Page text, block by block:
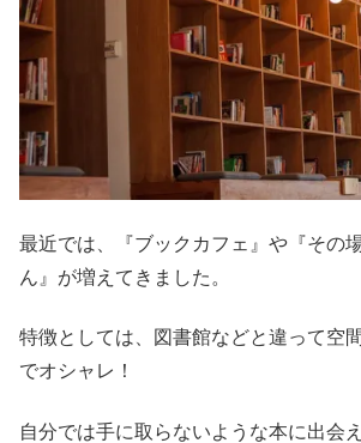
最近では、『ブックカフェ』や『その
ん』が増えてきました。
特徴としては、図書館などと違って空
でオシャレ！
自分では手に取らないような本に出会